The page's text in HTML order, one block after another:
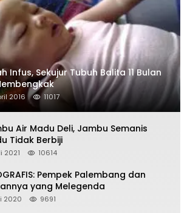
Infus, Sekujur Tubuh Balita 11 Bulan
2016 11017
Air Madu Deli, Jambu Semanis
Tidak Berbiji
2021 10614
Pempek Palembang dan
yang Melegenda
2020 9691